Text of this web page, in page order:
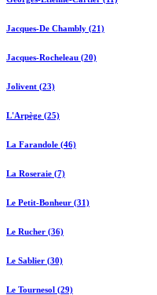
Jacques-De Chambly (21)
Jacques-Rocheleau (20)
Jolivent (23)
L'Arpège (25)
La Farandole (46)
La Roseraie (7)
Le Petit-Bonheur (31)
Le Rucher (36)
Le Sablier (30)
Le Tournesol (29)